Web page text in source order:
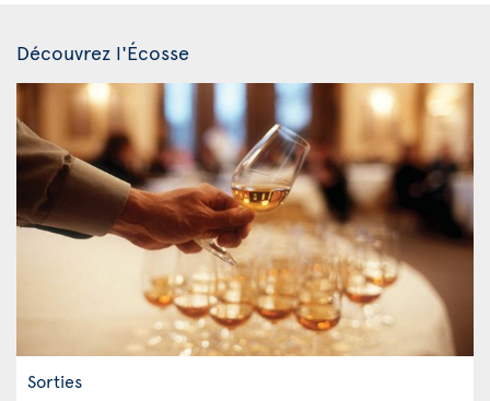
Découvrez l'Écosse
Sorties